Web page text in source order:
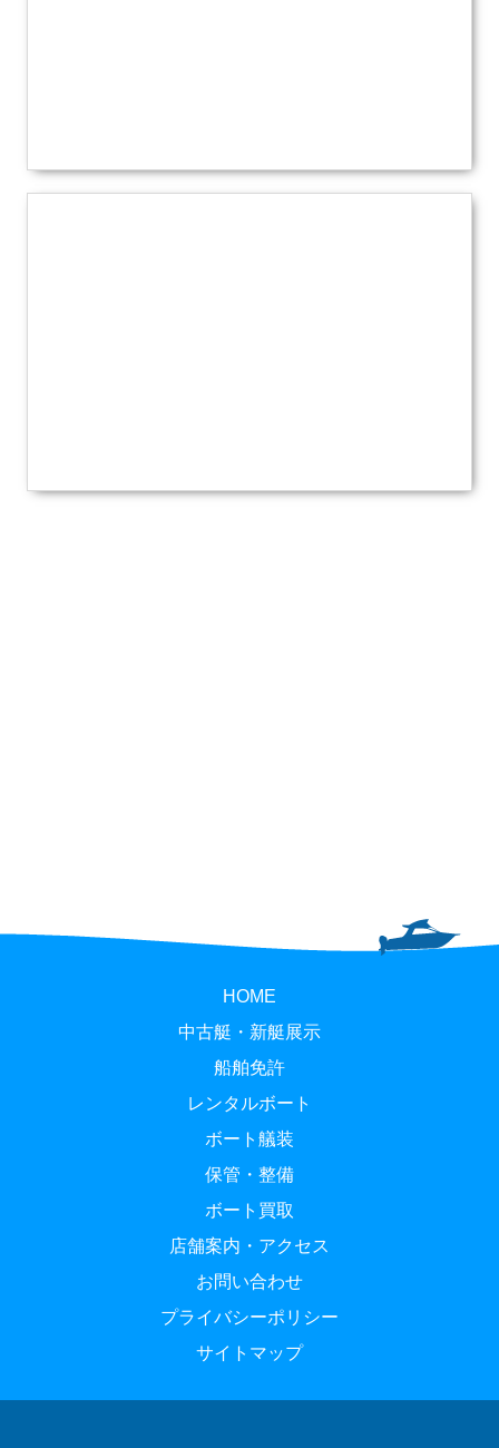
HOME
中古艇・新艇展示
船舶免許
レンタルボート
ボート艤装
保管・整備
ボート買取
店舗案内・アクセス
お問い合わせ
プライバシーポリシー
サイトマップ